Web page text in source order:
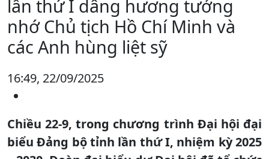
lần thứ I dâng hương tưởng
nhớ Chủ tịch Hồ Chí Minh và
các Anh hùng liệt sỹ
16:49, 22/09/2025
Chiều 22-9, trong chương trình Đại hội đại
biểu Đảng bộ tỉnh lần thứ I, nhiệm kỳ 2025